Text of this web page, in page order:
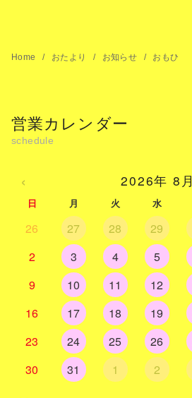
Home おたより お知らせ おもひ
営業カレンダー
‹ 2026年 8月
日 月 火 水
26 27 28 29
2
3 4 5
9
10 11 12
16
17 18 19
23
24 25 26
30
31 1 2